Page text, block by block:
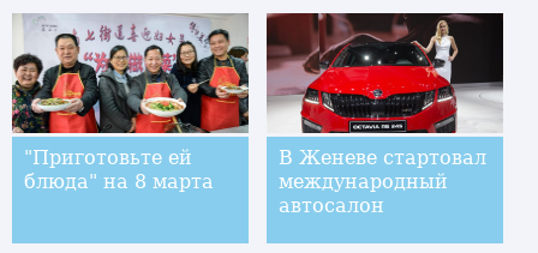
"Приготовьте ей
блюда" на 8 марта
В Женеве стартовал
международный
автосалон